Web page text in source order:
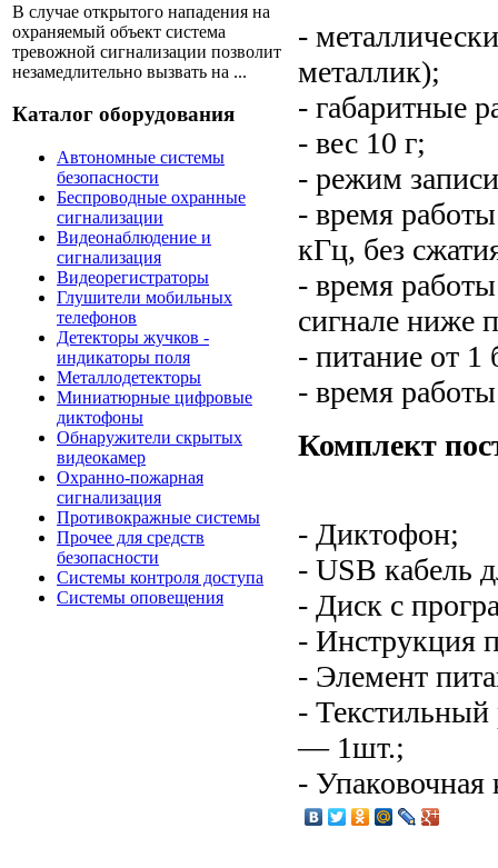
В случае открытого нападения на
охраняемый объект система
тревожной сигнализации позволит
незамедлительно вызвать на ...
Каталог оборудования
Автономные системы
безопасности
Беспроводные охранные
сигнализации
Видеонаблюдение и
сигнализация
Видеорегистраторы
Глушители мобильных
телефонов
Детекторы жучков -
индикаторы поля
Металлодетекторы
Миниатюрные цифровые
диктофоны
Обнаружители скрытых
видеокамер
Охранно-пожарная
сигнализация
Противокражные системы
Прочее для средств
безопасности
Системы контроля доступа
Системы оповещения
-
металлик);
- габаритные
- вес 10 г;
- режим
- время
кГц, без
- время
сигнале ниже
- питание от
- время
Комплект
- Диктофон;
- USB кабель
- Диск с
- Инструкция
- Элемент
-
— 1шт.;
- Упаковочная